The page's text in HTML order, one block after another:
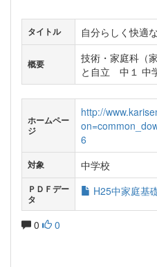
タイトル 自分らしく快適
概要
技術・家庭科（
と自立 中１ 中
ホームペー
ジ
http://
6
対象 中学校
ＰＤＦデー
タ
H25中家庭基
0 0